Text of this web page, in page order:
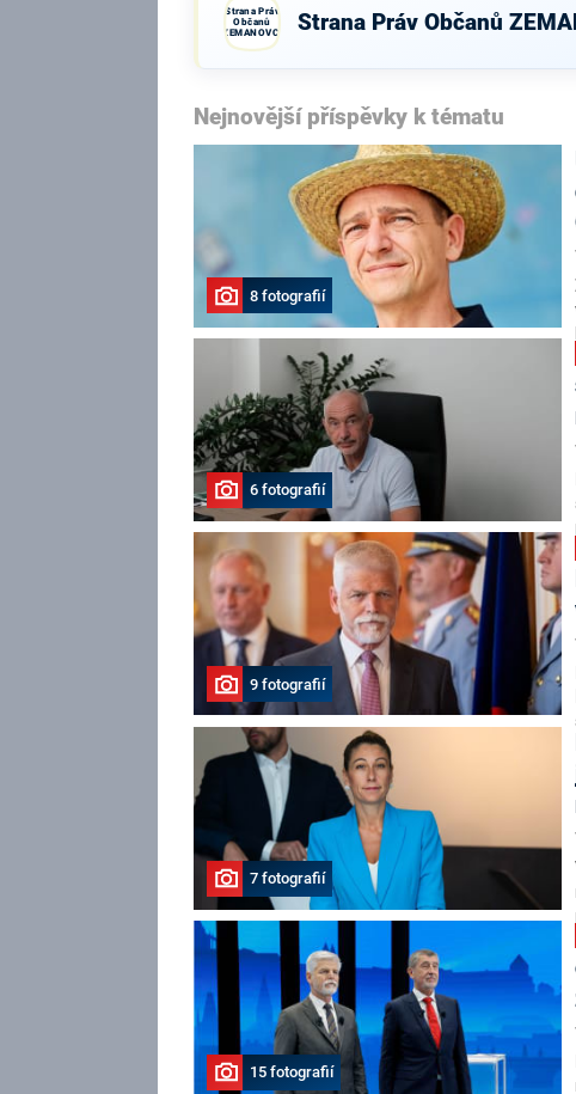
Strana Práv
Občanů
ZEMANOVCI
Strana Práv Občanů
Nejnovější příspěvky k tématu
8 fotografií
6 fotografií
9 fotografií
7 fotografií
15 fotografií